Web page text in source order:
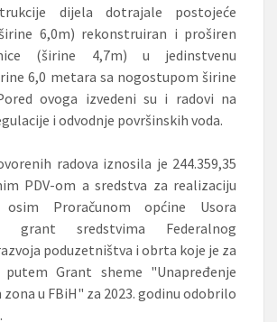
dijela dotrajale postojeće
6,0m) rekonstruiran i proširen
(širine 4,7m) u jedinstvenu
6,0 metara sa nogostupom širine
ovoga izvedeni su i radovi na
i odvodnje površinskih voda.
radova iznosila je 244.359,35
PDV-om a sredstva za realizaciju
Proračunom općine Usora
grant sredstvima Federalnog
poduzetništva i obrta koje je za
Grant sheme "Unapređenje
u FBiH" za 2023. godinu odobrilo